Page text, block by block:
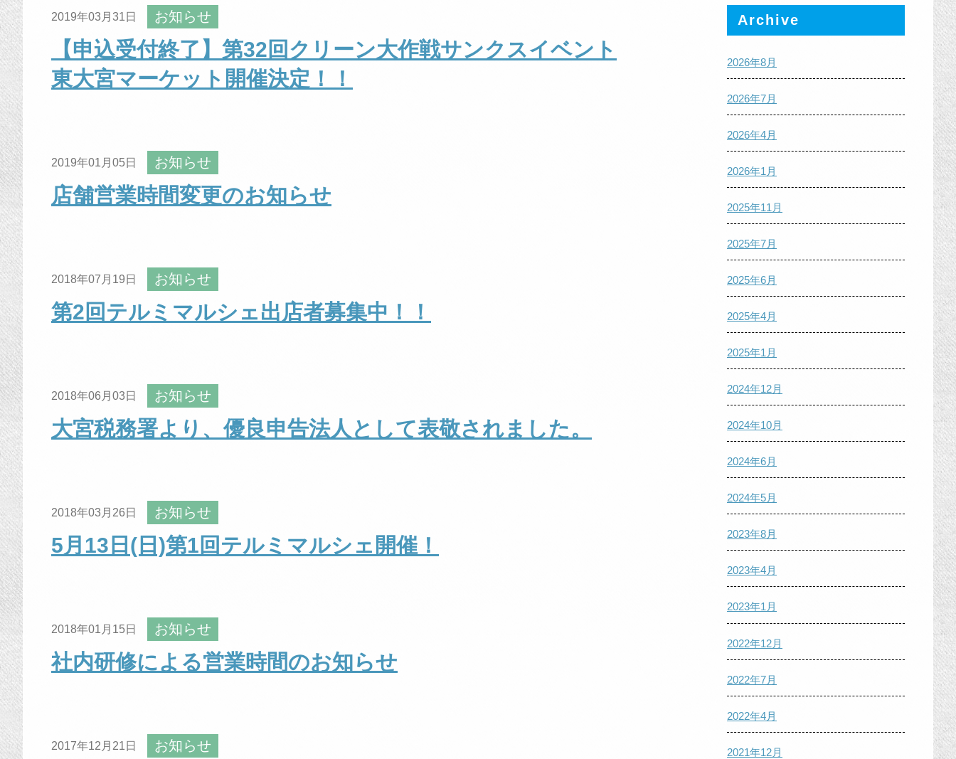
2019年03月31日 お知らせ
【申込受付終了】第32回クリーン大作戦サンクスイベント
東大宮マーケット開催決定！！
2019年01月05日 お知らせ
店舗営業時間変更のお知らせ
2018年07月19日 お知らせ
第2回テルミマルシェ出店者募集中！！
2018年06月03日 お知らせ
大宮税務署より、優良申告法人として表敬されました。
2018年03月26日 お知らせ
5月13日(日)第1回テルミマルシェ開催！
2018年01月15日 お知らせ
社内研修による営業時間のお知らせ
2017年12月21日 お知らせ
Archive
2026年8月
2026年7月
2026年4月
2026年1月
2025年11月
2025年7月
2025年6月
2025年4月
2025年1月
2024年12月
2024年10月
2024年6月
2024年5月
2023年8月
2023年4月
2023年1月
2022年12月
2022年7月
2022年4月
2021年12月